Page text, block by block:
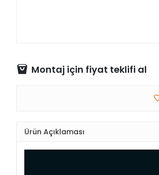
Montaj için fiyat teklifi al
Ürün Açıklaması